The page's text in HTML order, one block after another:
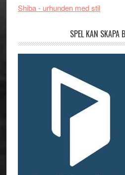
Shiba - urhunden med stil
SPEL KAN SKAPA